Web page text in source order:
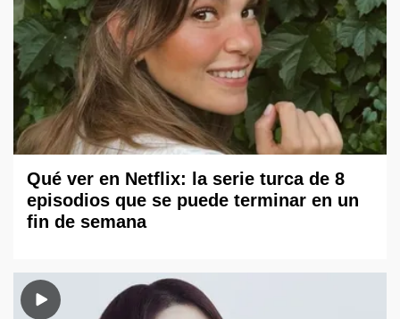
Qué ver en Netflix: la serie turca de 8
episodios que se puede terminar en un
fin de semana